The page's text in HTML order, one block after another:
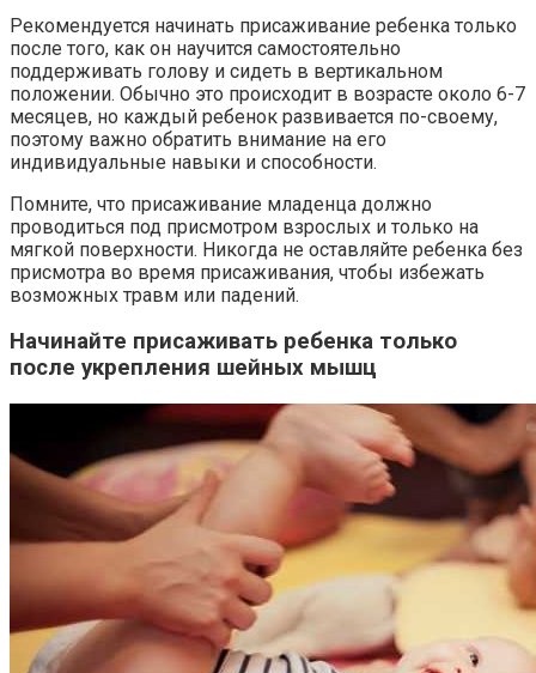
Рекомендуется начинать присаживание ребенка только
после того, как он научится самостоятельно
поддерживать голову и сидеть в вертикальном
положении. Обычно это происходит в возрасте около 6-7
месяцев, но каждый ребенок развивается по-своему,
поэтому важно обратить внимание на его
индивидуальные навыки и способности.
Помните, что присаживание младенца должно
проводиться под присмотром взрослых и только на
мягкой поверхности. Никогда не оставляйте ребенка без
присмотра во время присаживания, чтобы избежать
возможных травм или падений.
Начинайте присаживать ребенка только
после укрепления шейных мышц